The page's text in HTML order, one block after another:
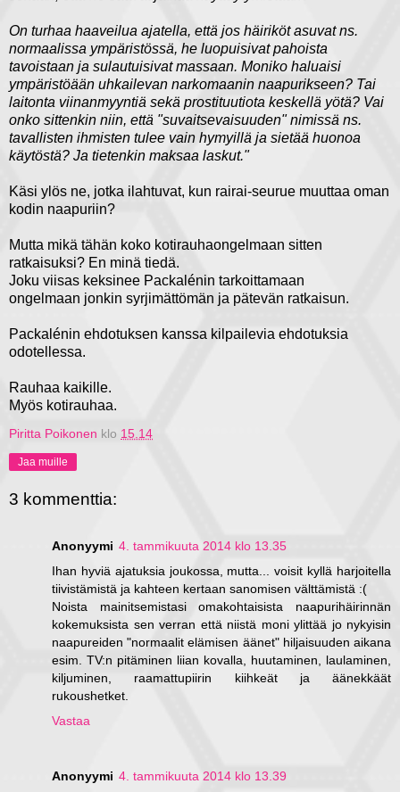
On turhaa haaveilua ajatella, että jos häiriköt asuvat ns.
normaalissa ympäristössä, he luopuisivat pahoista
tavoistaan ja sulautuisivat massaan. Moniko haluaisi
ympäristöään uhkailevan narkomaanin naapurikseen? Tai
laitonta viinanmyyntiä sekä prostituutiota keskellä yötä? Vai
onko sittenkin niin, että "suvaitsevaisuuden" nimissä ns.
tavallisten ihmisten tulee vain hymyillä ja sietää huonoa
käytöstä? Ja tietenkin maksaa laskut."
Käsi ylös ne, jotka ilahtuvat, kun rairai-seurue muuttaa oman
kodin naapuriin?
Mutta mikä tähän koko kotirauhaongelmaan sitten
ratkaisuksi? En minä tiedä.
Joku viisas keksinee Packalénin tarkoittamaan
ongelmaan jonkin syrjimättömän ja pätevän ratkaisun.
Packalénin ehdotuksen kanssa kilpailevia ehdotuksia
odotellessa.
Rauhaa kaikille.
Myös kotirauhaa.
Piritta Poikonen klo 15.14
Jaa muille
3 kommenttia:
Anonyymi 4. tammikuuta 2014 klo 13.35
Ihan hyviä ajatuksia joukossa, mutta... voisit kyllä harjoitella
tiivistämistä ja kahteen kertaan sanomisen välttämistä :(
Noista mainitsemistasi omakohtaisista naapurihäirinnän
kokemuksista sen verran että niistä moni ylittää jo nykyisin
naapureiden "normaalit elämisen äänet" hiljaisuuden aikana
esim. TV:n pitäminen liian kovalla, huutaminen, laulaminen,
kiljuminen, raamattupiirin kiihkeät ja äänekkäät
rukoushetket.
Vastaa
Anonyymi 4. tammikuuta 2014 klo 13.39